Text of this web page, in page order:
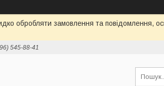
обробляти замовлення та повідомлення,
545-88-41